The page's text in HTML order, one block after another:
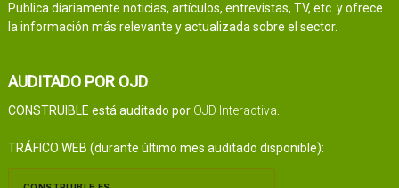
Publica diariamente noticias, artículos, entrevistas, TV, etc. y ofrece
la información más relevante y actualizada sobre el sector.
AUDITADO POR OJD
CONSTRUIBLE está auditado por OJD Interactiva.
TRÁFICO WEB (durante último mes auditado disponible):